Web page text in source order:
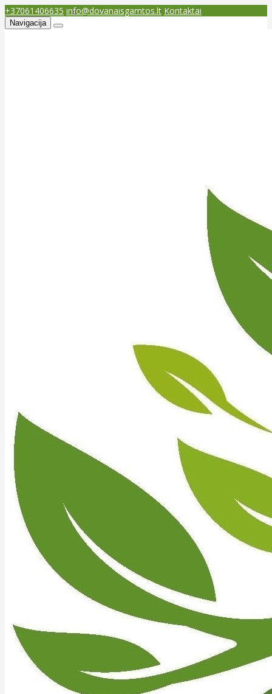
+37061406635 info@dovanaisgamtos.lt Kontaktai
Navigacija